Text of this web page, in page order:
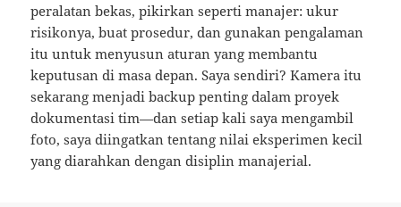
peralatan bekas, pikirkan seperti manajer: ukur
risikonya, buat prosedur, dan gunakan pengalaman
itu untuk menyusun aturan yang membantu
keputusan di masa depan. Saya sendiri? Kamera itu
sekarang menjadi backup penting dalam proyek
dokumentasi tim—dan setiap kali saya mengambil
foto, saya diingatkan tentang nilai eksperimen kecil
yang diarahkan dengan disiplin manajerial.